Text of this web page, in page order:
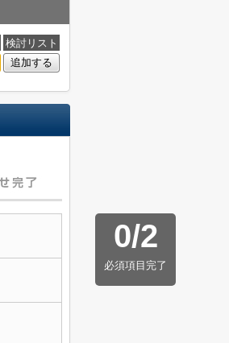
検討リスト
追加する
0/2
必須項目完了